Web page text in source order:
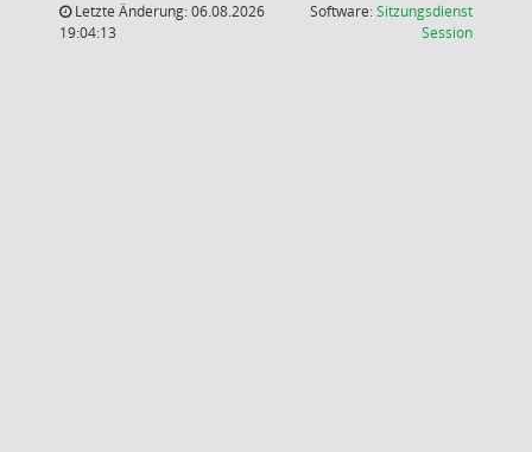
Letzte Änderung: 06.08.2026
19:04:13
Software:Sitzungsdienst
Session(Wird in